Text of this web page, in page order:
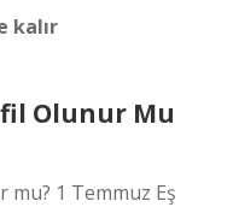
kalır
Olunur Mu
mu? 1 Temmuz Eş